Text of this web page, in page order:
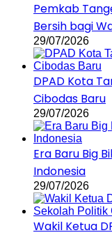
Pemkab
Bersih bagi
29/07/2026
DPAD Kota
Cibodas Baru
29/07/2026
Era Baru Big
Indonesia
29/07/2026
Wakil Ketua